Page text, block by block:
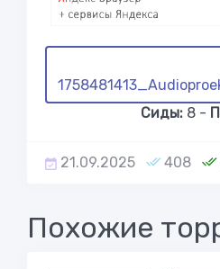
Сиды: 8 -
21.09.2025 408
Похожие